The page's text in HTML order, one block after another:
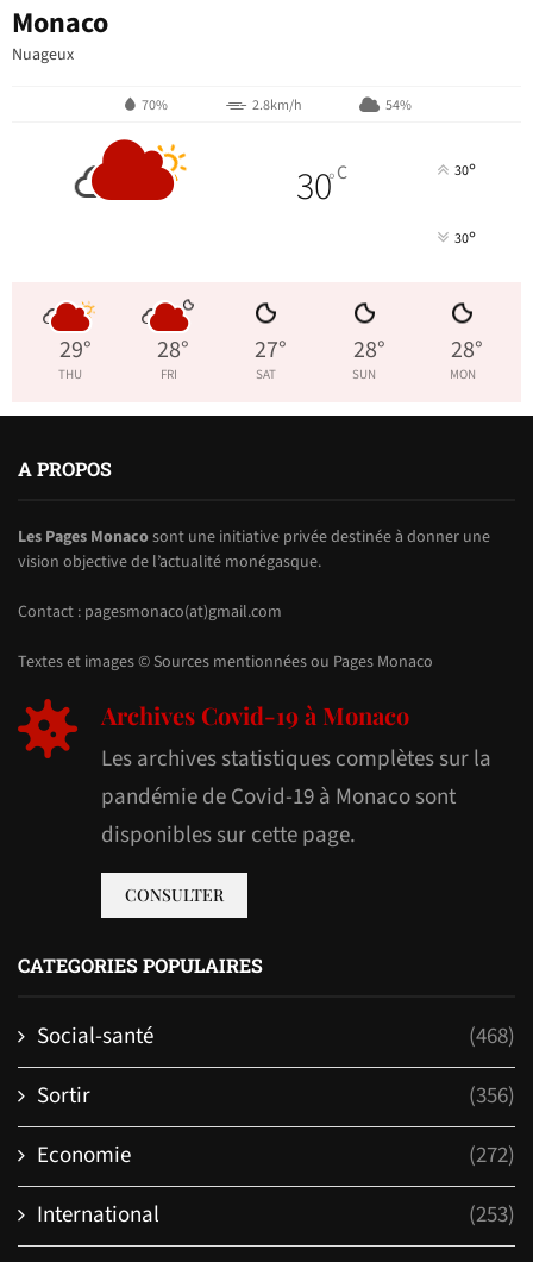
Monaco
Nuageux
70% 2.8km/h 54%
30°C 30°
30°
29°
THU
28°
FRI
27°
SAT
28°
SUN
28°
MON
A PROPOS
Les Pages Monacosont une initiative privée destinée à donner une
vision objective de l’actualité monégasque.
Contact : pagesmonaco(at)gmail.com
Textes et images © Sources mentionnées ou Pages Monaco
Archives Covid-19 à Monaco
Les archives statistiques complètes sur la
pandémie de Covid-19 à Monaco sont
disponibles sur cette page.
CONSULTER
CATEGORIES POPULAIRES
Social-santé
(468)
Sortir
(356)
Economie
(272)
International
(253)